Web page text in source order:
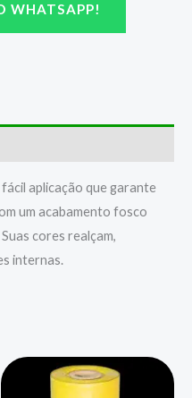
WHATSAPP!
aplicação que garante
um acabamento fosco
cores realçam,
internas.